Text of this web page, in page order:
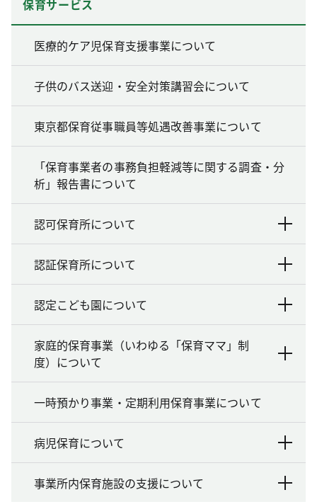
保育サービス
医療的ケア児保育支援事業について
子供のバス送迎・安全対策講習会について
東京都保育従事職員等処遇改善事業について
「保育事業者の事務負担軽減等に関する調査・分
析」報告書について
認可保育所について
認証保育所について
認定こども園について
家庭的保育事業（いわゆる「保育ママ」制
度）について
一時預かり事業・定期利用保育事業について
病児保育について
事業所内保育施設の支援について